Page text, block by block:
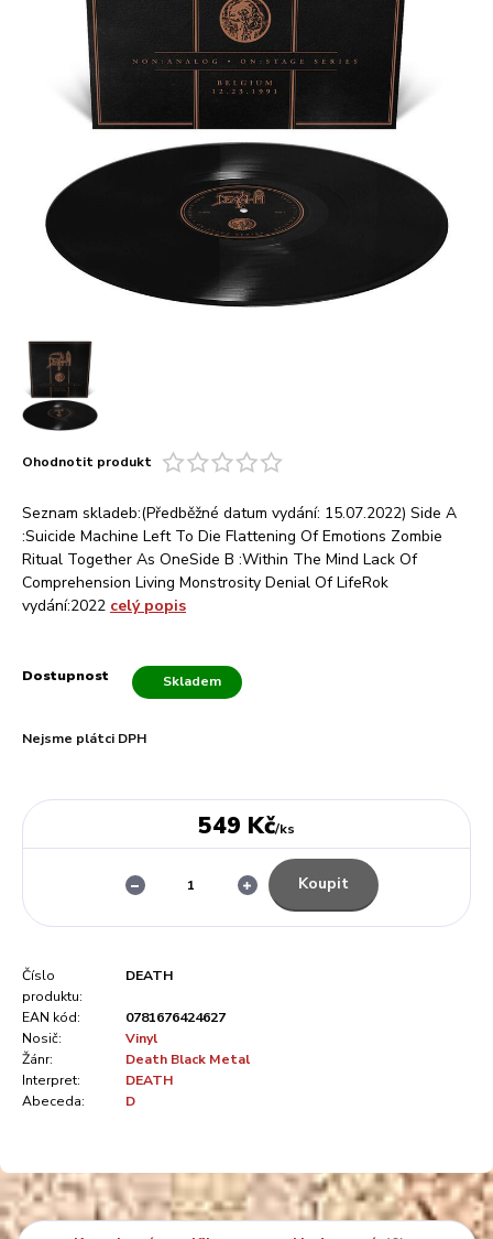
Ohodnotit produkt
Seznam skladeb:(Předběžné datum vydání: 15.07.2022) Side A
:Suicide Machine Left To Die Flattening Of Emotions Zombie
Ritual Together As OneSide B :Within The Mind Lack Of
Comprehension Living Monstrosity Denial Of LifeRok
vydání:2022 celý popis
Dostupnost Skladem
Nejsme plátci DPH
549 Kč/ks
Koupit
Číslo
produktu:
DEATH
EAN kód:
0781676424627
Nosič:
Vinyl
Žánr:
Death Black Metal
Interpret:
DEATH
Abeceda:
D